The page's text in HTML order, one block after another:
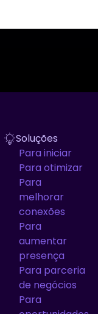
Soluções
Para iniciar
Para otimizar
Para
melhorar
conexões
Para
aumentar
presença
Para parceria
de negócios
Para